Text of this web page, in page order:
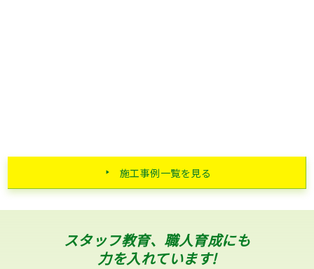
施工事例一覧を見る
スタッフ教育、職人育成にも
力を入れています!